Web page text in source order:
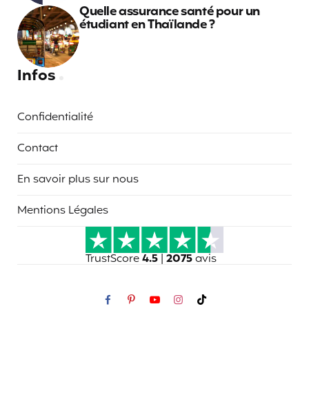
Quelle assurance santé pour un
étudiant en Thaïlande ?
Infos
Confidentialité
Contact
En savoir plus sur nous
Mentions Légales
TrustScore4.5 | 2075avis